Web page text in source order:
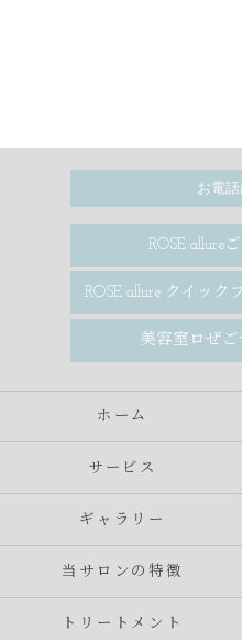
お電
ROSE allure
ROSE allure クイッ
美容室ロぜ
ホーム
サービス
ギャラリー
当サロンの特徴
トリートメント